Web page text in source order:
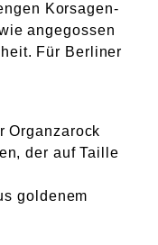
Korsagen-
angegossen
Für Berliner
Organzarock
der auf Taille
goldenem